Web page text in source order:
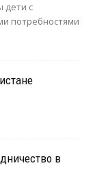
дети с
потребностями
в